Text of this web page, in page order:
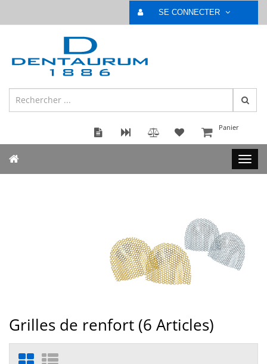
SE CONNECTER
Panier
Grilles de renfort (6 Articles)